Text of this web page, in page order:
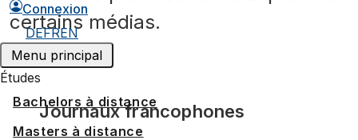
Connexion
DEFREN
Menu principal
Études
Bachelors à distance
Masters à distance
certains médias.
Journaux francophones